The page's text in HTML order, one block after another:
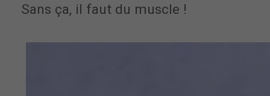
Sans ça, il faut du muscle !